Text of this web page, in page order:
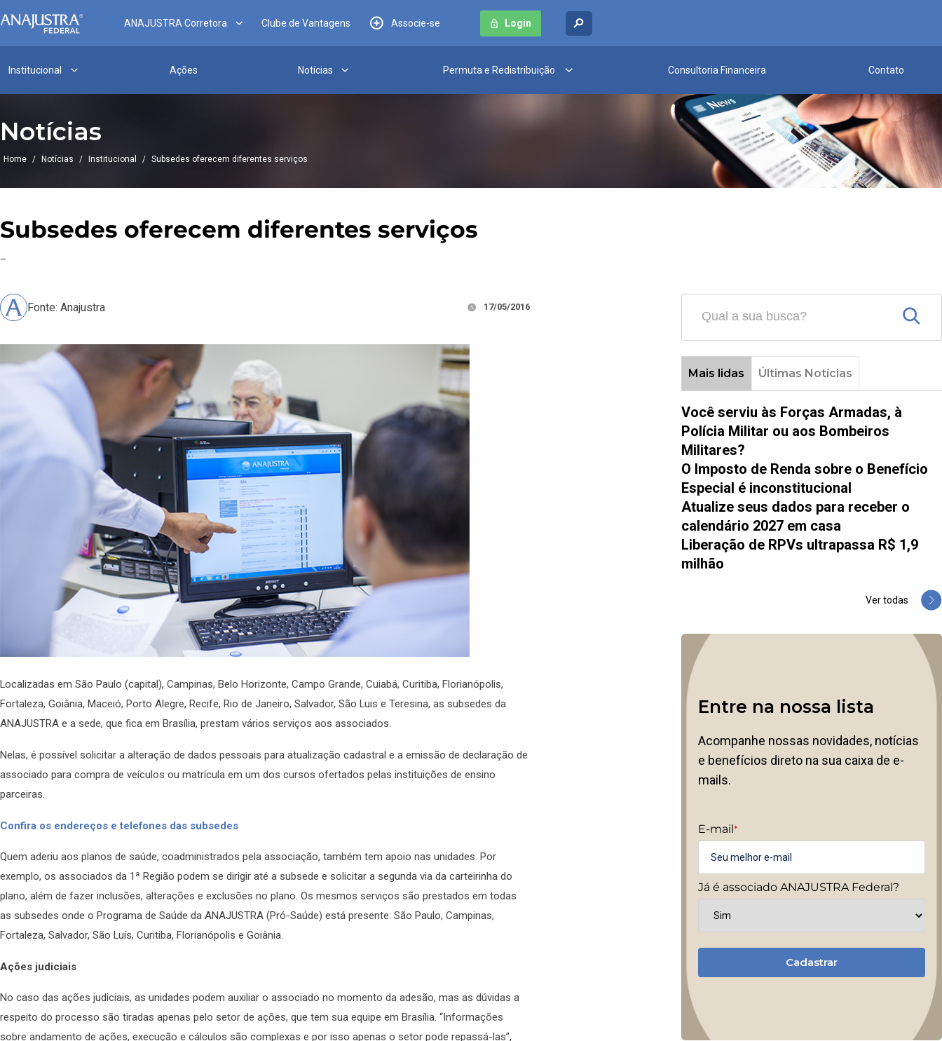
ANAJUSTRA Corretora Clube de Vantagens Associe-se Login
Institucional Ações Notícias Permuta e Redistribuição Consultoria Financeira Contato
Notícias
Home / Notícias / Institucional / Subsedes oferecem diferentes serviços
Subsedes oferecem diferentes serviços
–
Fonte: Anajustra 17/05/2016
Localizadas em São Paulo (capital), Campinas, Belo Horizonte, Campo Grande, Cuiabá, Curitiba, Florianópolis,
Fortaleza, Goiânia, Maceió, Porto Alegre, Recife, Rio de Janeiro, Salvador, São Luis e Teresina, as subsedes da
ANAJUSTRA e a sede, que fica em Brasília, prestam vários serviços aos associados.
Nelas, é possível solicitar a alteração de dados pessoais para atualização cadastral e a emissão de declaração de
associado para compra de veículos ou matrícula em um dos cursos ofertados pelas instituições de ensino
parceiras.
Confira os endereços e telefones das subsedes
Quem aderiu aos planos de saúde, coadministrados pela associação, também tem apoio nas unidades. Por
exemplo, os associados da 1ª Região podem se dirigir até a subsede e solicitar a segunda via da carteirinha do
plano, além de fazer inclusões, alterações e exclusões no plano. Os mesmos serviços são prestados em todas
as subsedes onde o Programa de Saúde da ANAJUSTRA (Pró-Saúde) está presente: São Paulo, Campinas,
Fortaleza, Salvador, São Luís, Curitiba, Florianópolis e Goiânia.
Ações judiciais
No caso das ações judiciais, as unidades podem auxiliar o associado no momento da adesão, mas as dúvidas a
respeito do processo são tiradas apenas pelo setor de ações, que tem sua equipe em Brasília. “Informações
sobre andamento de ações, execução e cálculos são complexas e por isso apenas o setor pode repassá-las”,
Mais lidas Últimas Notícias
Você serviu às Forças Armadas, à
Polícia Militar ou aos Bombeiros
Militares?
O Imposto de Renda sobre o Benefício
Especial é inconstitucional
Atualize seus dados para receber o
calendário 2027 em casa
Liberação de RPVs ultrapassa R$ 1,9
milhão
Ver todas
Entre na nossa lista
Acompanhe nossas novidades, notícias
e benefícios direto na sua caixa de e-
mails.
E-mail *
Já é associado ANAJUSTRA Federal?
Cadastrar